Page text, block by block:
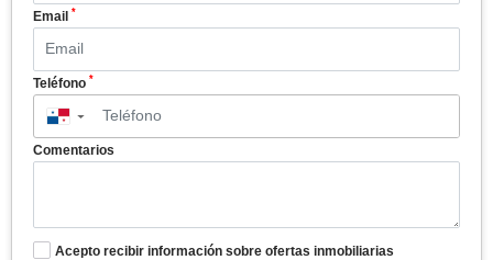
Email *
Teléfono *
▼
Comentarios
Acepto recibir información sobre ofertas inmobiliarias